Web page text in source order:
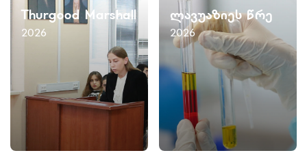
Thurgood Marshall
2026
ლავუაზიეს წრე
2026